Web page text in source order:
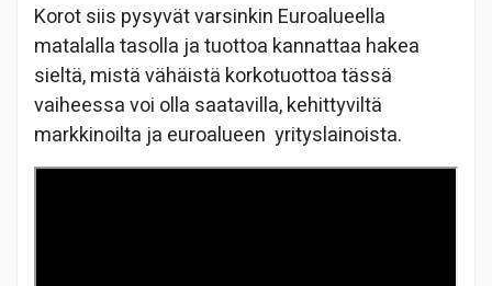
Korot siis pysyvät varsinkin Euroalueella
matalalla tasolla ja tuottoa kannattaa hakea
sieltä, mistä vähäistä korkotuottoa tässä
vaiheessa voi olla saatavilla, kehittyviltä
markkinoilta ja euroalueen yrityslainoista.